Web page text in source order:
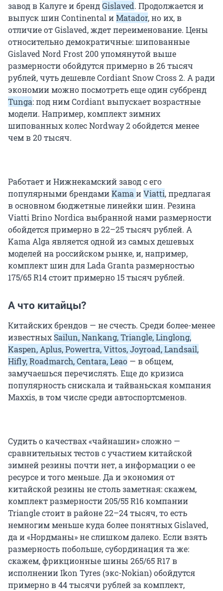
завод в Калуге и брендGislaved. Продолжается и
выпуск шин Continental иMatador, но их, в
отличие от Gislaved, ждет переименование. Цены
относительно демократичные: шипованные
Gislaved Nord Frost 200 упомянутой выше
размерности обойдутся примерно в 26 тысяч
рублей, чуть дешевле Cordiant Snow Cross 2. А ради
экономии можно посмотреть еще один суббренд
Tunga: под ним Cordiant выпускает возрастные
модели. Например, комплект зимних
шипованных колес Nordway 2 обойдется менее
чем в 20 тысяч.
Работает и Нижнекамский завод с его
популярными брендамиKama иViatti, предлагая
в основном бюджетные линейки шин. Резина
Viatti Brino Nordica выбранной нами размерности
обойдется примерно в 22–25 тысяч рублей. А
Kama Alga является одной из самых дешевых
моделей на российском рынке, и, например,
комплект шин для Lada Granta размерностью
175/65 R14 стоит примерно 15 тысяч рублей.
А что китайцы?
Китайских брендов — не счесть. Среди более-менее
известных Sailun, Nankang, Triangle, Linglong,
Kaspen, Aplus, Powertra, Vittos, Joyroad, Landsail,
Hifly, Roadmarch, Centara, Leao — в общем,
замучаешься перечислять. Еще до кризиса
популярность снискала и тайваньская компания
Maxxis, в том числе среди автоспортсменов.
Судить о качествах «чайнашин» сложно —
сравнительных тестов с участием китайской
зимней резины почти нет, а информации о ее
ресурсе и того меньше. Да и экономия от
китайской резины не столь заметная: скажем,
комплект размерности 205/55 R16 компании
Triangle стоит в районе 22–24 тысяч, то есть
немногим меньше куда более понятных Gislaved,
да и «Нордманы» не слишком далеко. Если взять
размерность побольше, субординация та же:
скажем, фрикционные шины 265/65 R17 в
исполнении Ikon Tyres (экс-Nokian) обойдутся
примерно в 44 тысячи рублей за комплект,